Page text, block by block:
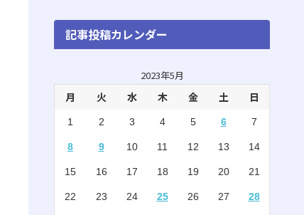
(7)
(22)
(1)
(5)
(8)
(5)
(10)
(8)
(15)
(6)
記事投稿カレンダー
2023年5月
月 火 水 木 金 土 日
1 2 3 4 5 6 7
8 9 10 11 12 13 14
15 16 17 18 19 20 21
22 23 24 25 26 27 28